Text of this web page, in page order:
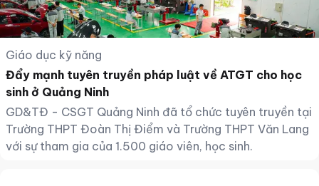
Giáo dục kỹ năng
Đẩy mạnh tuyên truyền pháp luật về ATGT cho học
sinh ở Quảng Ninh
GD&TĐ - CSGT Quảng Ninh đã tổ chức tuyên truyền tại
Trường THPT Đoàn Thị Điểm và Trường THPT Văn Lang
với sự tham gia của 1.500 giáo viên, học sinh.